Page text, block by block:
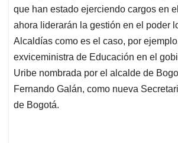
p
k
n
que han estado ejerciendo cargos en
ahora liderarán la gestión en el poder
Alcaldías como es el caso, por
exviceministra de Educación en el
Uribe nombrada por el alcalde de
Fernando Galán, como nueva
de Bogotá.